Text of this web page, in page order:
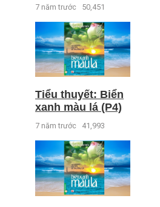
7 năm trước 50,451
Tiểu thuyết: Biển
xanh màu lá (P4)
7 năm trước 41,993